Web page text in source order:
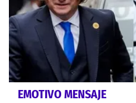
EMOTIVO MENSAJE